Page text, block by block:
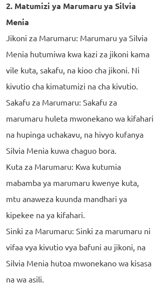
2. Matumizi ya Marumaru ya Silvia
Menia
Jikoni za Marumaru: Marumaru ya Silvia
Menia hutumiwa kwa kazi za jikoni kama
vile kuta, sakafu, na kioo cha jikoni. Ni
kivutio cha kimatumizi na cha kivutio.
Sakafu za Marumaru: Sakafu za
marumaru huleta mwonekano wa kifahari
na hupinga uchakavu, na hivyo kufanya
Silvia Menia kuwa chaguo bora.
Kuta za Marumaru: Kwa kutumia
mabamba ya marumaru kwenye kuta,
mtu anaweza kuunda mandhari ya
kipekee na ya kifahari.
Sinki za Marumaru: Sinki za marumaru ni
vifaa vya kivutio vya bafuni au jikoni, na
Silvia Menia hutoa mwonekano wa kisasa
na wa asili.